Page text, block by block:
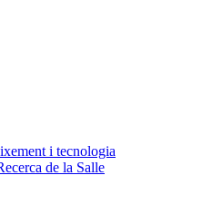
i tecnologia
de la Salle